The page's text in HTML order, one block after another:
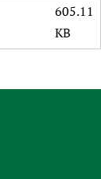
605.11
KB